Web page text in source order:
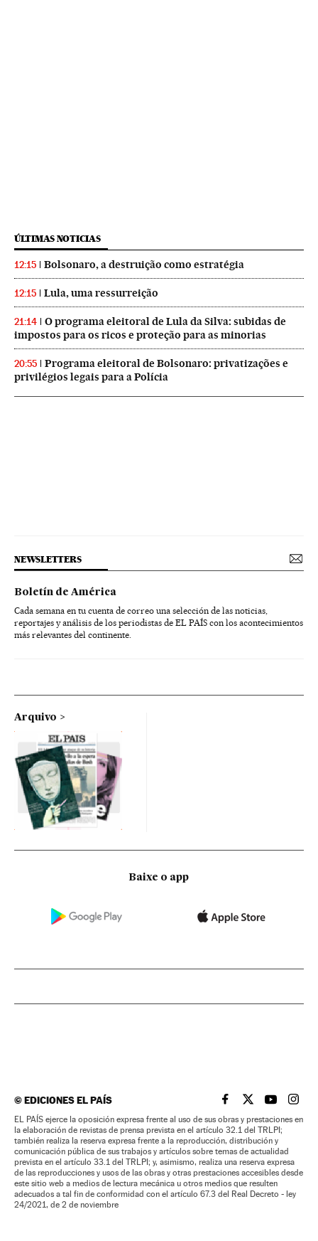
ÚLTIMAS NOTICIAS
12:15 Bolsonaro, a destruição como estratégia
12:15 Lula, uma ressurreição
21:14
O programa eleitoral de Lula da Silva: subidas de
impostos para os ricos e proteção para as minorias
20:55
Programa eleitoral de Bolsonaro: privatizações e
privilégios legais para a Polícia
NEWSLETTERS
Boletín de América
Cada semana en tu cuenta de correo una selección de las noticias,
reportajes y análisis de los periodistas de EL PAÍS con los acontecimientos
más relevantes del continente.
Arquivo
Baixe o app
©EDICIONES EL PAÍS EL PAÍS BRASIL EN
EL PAÍSEL PAÍS
EL
EL PAÍS ejerce la oposición expresa frente al uso de sus obras y prestaciones en
la elaboración de revistas de prensa prevista en el artículo 32.1 del TRLPI;
también realiza la reserva expresa frente a la reproducción, distribución y
comunicación pública de sus trabajos y artículos sobre temas de actualidad
prevista en el artículo 33.1 del TRLPI; y, asimismo, realiza una reserva expresa
de las reproducciones y usos de las obras y otras prestaciones accesibles desde
este sitio web a medios de lectura mecánica u otros medios que resulten
adecuados a tal fin de conformidad con el artículo 67.3 del Real Decreto - ley
24/2021, de 2 de noviembre